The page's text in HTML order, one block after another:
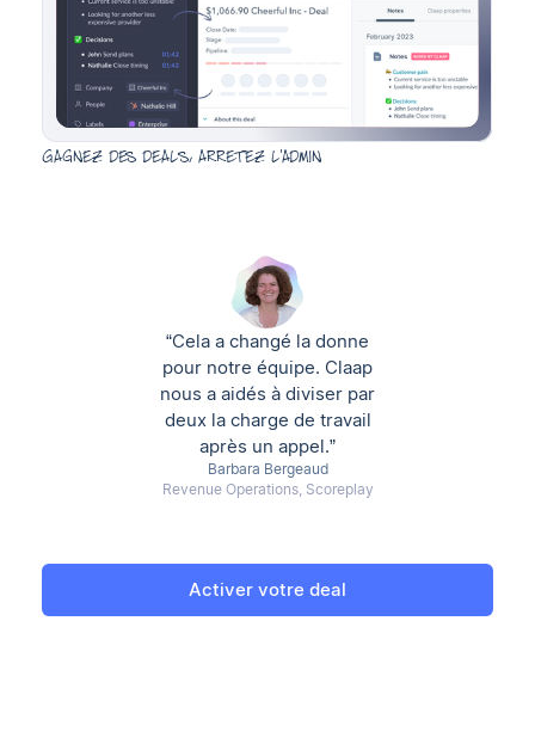
Gagnez des deals, arretez l'admin
“Cela a changé la donne
pour notre équipe. Claap
nous a aidés à diviser par
deux la charge de travail
après un appel.”
Barbara Bergeaud
Revenue Operations, Scoreplay
Activer votre deal